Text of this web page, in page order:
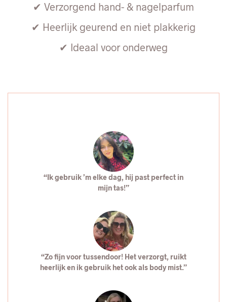
✔ Verzorgend hand- & nagelparfum
✔ Heerlijk geurend en niet plakkerig
✔ Ideaal voor onderweg
“Ik gebruik ’m elke dag, hij past perfect in
mijn tas!”
“Zo fijn voor tussendoor! Het verzorgt, ruikt
heerlijk en ik gebruik het ook als body mist.”